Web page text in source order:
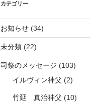
カテゴリー
お知らせ(34)
未分類(22)
司祭のメッセージ (103)
イルヴィン神父 (2)
竹延 真治神父 (10)